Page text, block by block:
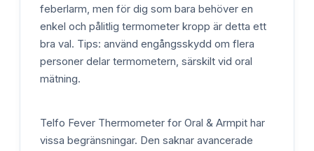
feberlarm, men för dig som bara behöver en
enkel och pålitlig termometer kropp är detta ett
bra val. Tips: använd engångsskydd om flera
personer delar termometern, särskilt vid oral
mätning.
Telfo Fever Thermometer for Oral & Armpit har
vissa begränsningar. Den saknar avancerade